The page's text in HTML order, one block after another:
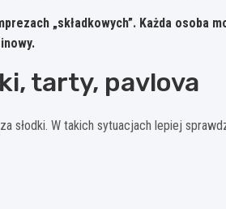
„składkowych”. Każda osoba
tarty, pavlova
słodki. W takich sytuacjach lepiej